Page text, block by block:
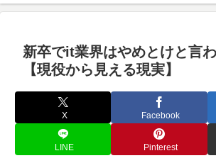
新卒でit業界はやめとけと言
【現役から見える現実】
X Facebook
LINE Pinterest